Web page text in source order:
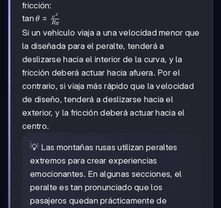
fricción:
\tan\theta
=
\frac{v^2}
{Rg}
tanθ = Rg
v2
Si un vehículo viaja a una velocidad menor que
la diseñada para el peralte, tenderá a
deslizarse hacia el interior de la curva, y la
fricción deberá actuar hacia afuera. Por el
contrario, si viaja más rápido que la velocidad
de diseño, tenderá a deslizarse hacia el
exterior, y la fricción deberá actuar hacia el
centro.
💡 Las montañas rusas utilizan peraltes
extremos para crear experiencias
emocionantes. En algunas secciones, el
peralte es tan pronunciado que los
pasajeros quedan prácticamente de